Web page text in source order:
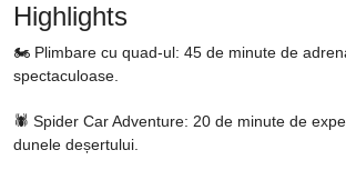
Highlights
🏍 Plimbare cu quad-ul: 45 de minute de
spectaculoase.
🕷 Spider Car Adventure: 20 de minute de
dunele deșertului.